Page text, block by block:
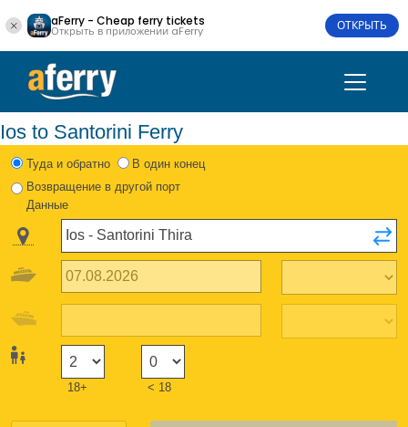
aFerry - Cheap ferry tickets
Открыть в приложении aFerry ОТКРЫТЬ
Ios to Santorini Ferry
Туда и обратно
В один конец
Возвращение в другой порт
Данные
18+ < 18